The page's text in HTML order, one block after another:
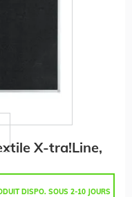
X-tra!Line,
DISPO. SOUS 2-10 JOURS